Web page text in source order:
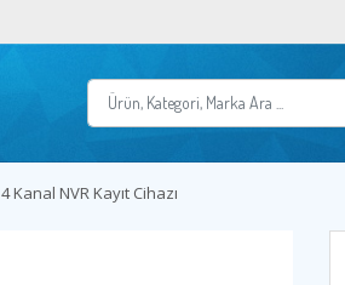
4 Kanal NVR Kayıt Cihazı